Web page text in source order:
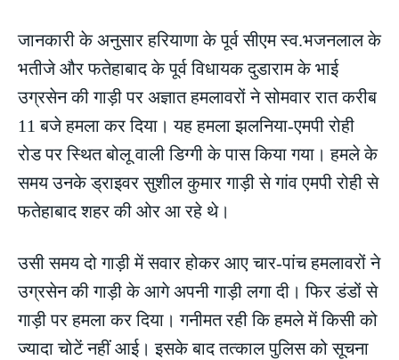
जानकारी के अनुसार हरियाणा के पूर्व सीएम स्व.भजनलाल के
भतीजे और फतेहाबाद के पूर्व विधायक दुडाराम के भाई
उग्रसेन की गाड़ी पर अज्ञात हमलावरों ने सोमवार रात करीब
11 बजे हमला कर दिया। यह हमला झलनिया-एमपी रोही
रोड पर स्थित बोलू वाली डिग्गी के पास किया गया। हमले के
समय उनके ड्राइवर सुशील कुमार गाड़ी से गांव एमपी रोही से
फतेहाबाद शहर की ओर आ रहे थे।
उसी समय दो गाड़ी में सवार होकर आए चार-पांच हमलावरों ने
उग्रसेन की गाड़ी के आगे अपनी गाड़ी लगा दी। फिर डंडों से
गाड़ी पर हमला कर दिया। गनीमत रही कि हमले में किसी को
ज्यादा चोटें नहीं आई। इसके बाद तत्काल पुलिस को सूचना